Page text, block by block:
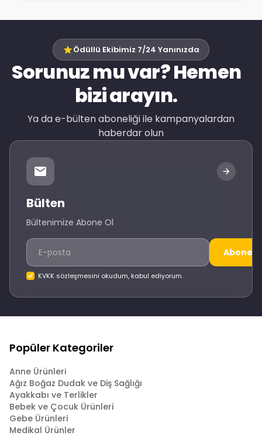
Ödüllü Ekibimiz 7/24 Yanınızda
Sorunuz mu var? Hemen
bizi arayın.
Ya da e-bülten aboneliği ile kampanyalardan
haberdar olun
Bülten
Bültenimize Abone Ol
Abone
KVKK sözleşmesini okudum, kabul ediyorum.
Popüler Kategoriler
Anne Ürünleri
Ağız Boğaz Dudak ve Diş Sağlığı
Ayakkabı ve Terlikler
Bebek ve Çocuk Ürünleri
Gebe Ürünleri
Medikal Ürünler